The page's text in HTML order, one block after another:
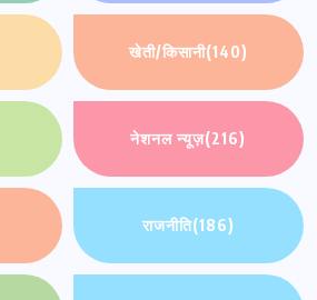
खेती/किसानी(140)
नेशनल न्यूज़(216)
राजनीति(186)